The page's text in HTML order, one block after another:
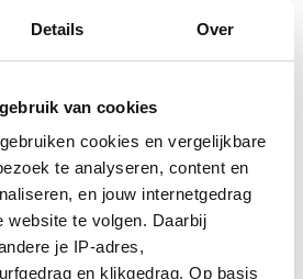
Details Over
van cookies
cookies en vergelijkbare
te analyseren, content en
en jouw internetgedrag
website te volgen. Daarbij
je IP-adres,
en klikgedrag. Op basis
Naar winkels